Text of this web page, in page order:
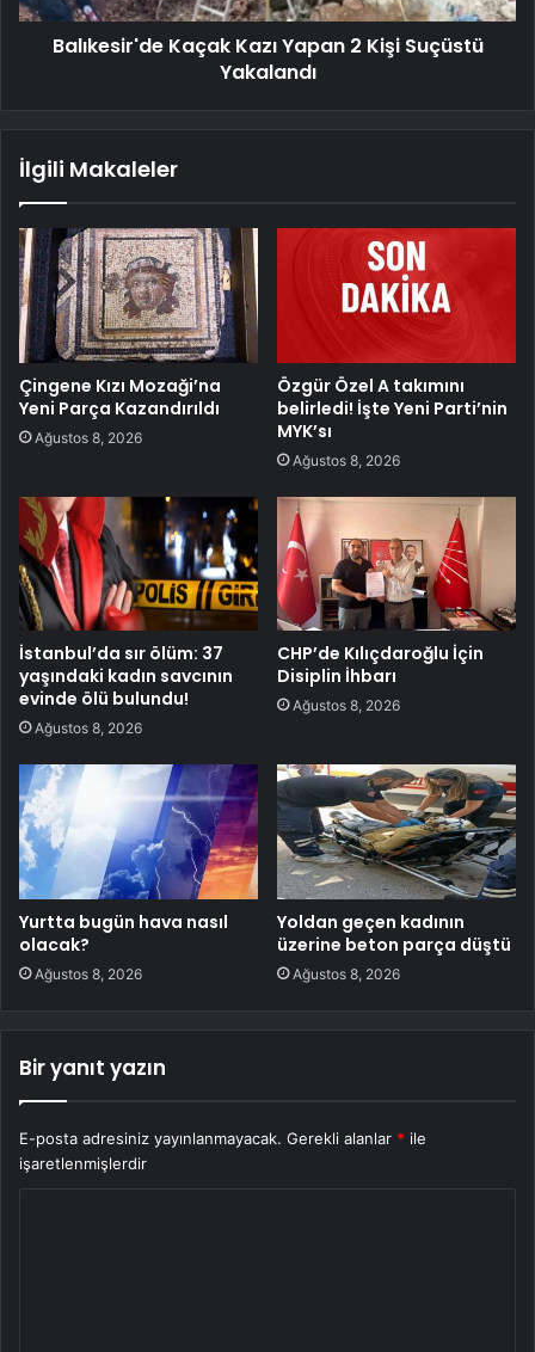
Balıkesir'de Kaçak Kazı Yapan 2 Kişi Suçüstü
Yakalandı
İlgili Makaleler
Çingene Kızı Mozaği’na
Yeni Parça Kazandırıldı
Ağustos 8, 2026
Özgür Özel A takımını
belirledi! İşte Yeni Parti’nin
MYK’sı
Ağustos 8, 2026
İstanbul’da sır ölüm: 37
yaşındaki kadın savcının
evinde ölü bulundu!
Ağustos 8, 2026
CHP’de Kılıçdaroğlu İçin
Disiplin İhbarı
Ağustos 8, 2026
Yurtta bugün hava nasıl
olacak?
Ağustos 8, 2026
Yoldan geçen kadının
üzerine beton parça düştü
Ağustos 8, 2026
Bir yanıt yazın
E-posta adresiniz yayınlanmayacak. Gerekli alanlar * ile
işaretlenmişlerdir